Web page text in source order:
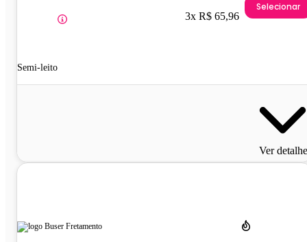
Semi-leito
3x R$ 65,96
Selecionar
Ver